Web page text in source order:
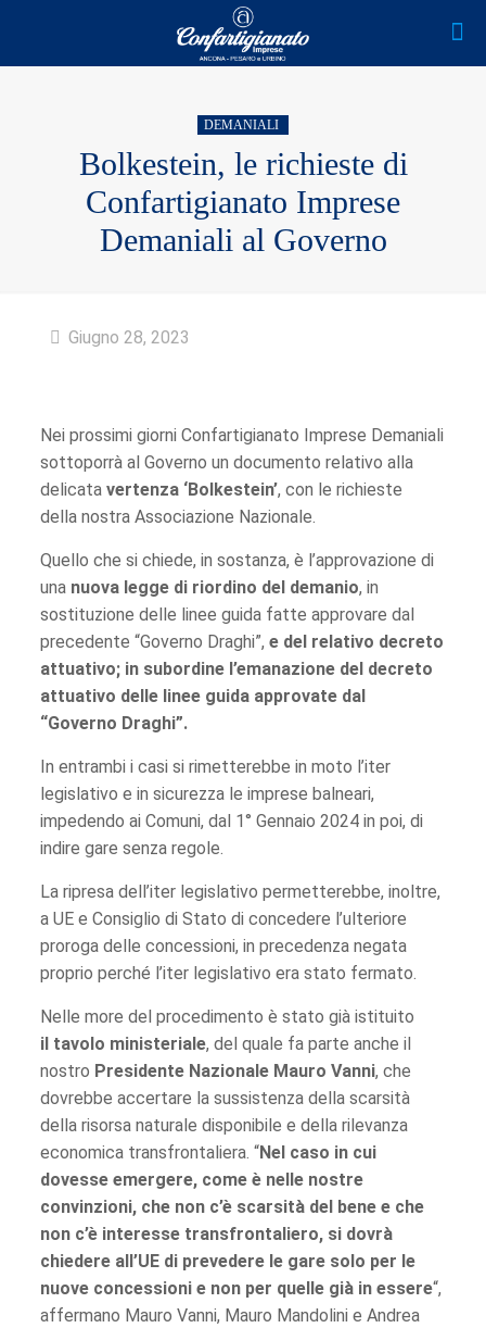
DEMANIALI
Bolkestein, le richieste di
Confartigianato Imprese
Demaniali al Governo
Giugno 28, 2023
Nei prossimi giorni Confartigianato Imprese Demaniali
sottoporrà al Governo un documento relativo alla
delicata vertenza ‘Bolkestein’, con le richieste
della nostra Associazione Nazionale.
Quello che si chiede, in sostanza, è l’approvazione di
una nuova legge di riordino del demanio, in
sostituzione delle linee guida fatte approvare dal
precedente “Governo Draghi”, e del relativo decreto
attuativo; in subordine l’emanazione del decreto
attuativo delle linee guida approvate dal
“Governo Draghi”.
In entrambi i casi si rimetterebbe in moto l’iter
legislativo e in sicurezza le imprese balneari,
impedendo ai Comuni, dal 1° Gennaio 2024 in poi, di
indire gare senza regole.
La ripresa dell’iter legislativo permetterebbe, inoltre,
a UE e Consiglio di Stato di concedere l’ulteriore
proroga delle concessioni, in precedenza negata
proprio perché l’iter legislativo era stato fermato.
Nelle more del procedimento è stato già istituito
il tavolo ministeriale, del quale fa parte anche il
nostro Presidente Nazionale Mauro Vanni, che
dovrebbe accertare la sussistenza della scarsità
della risorsa naturale disponibile e della rilevanza
economica transfrontaliera. “Nel caso in cui
dovesse emergere, come è nelle nostre
convinzioni, che non c’è scarsità del bene e che
non c’è interesse transfrontaliero, si dovrà
chiedere all’UE di prevedere le gare solo per le
nuove concessioni e non per quelle già in essere“,
affermano Mauro Vanni, Mauro Mandolini e Andrea